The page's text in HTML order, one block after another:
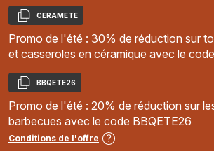
Copier
CERAMETE
Promo de l'été : 30% de réduction sur
et casseroles en céramique avec le
Copier
BBQETE26
Promo de l'été : 20% de réduction sur
barbecues avec le code BBQETE26
Conditions de l'offre